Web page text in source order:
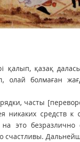
қазақ
болмаған
часты
никаких средств
это